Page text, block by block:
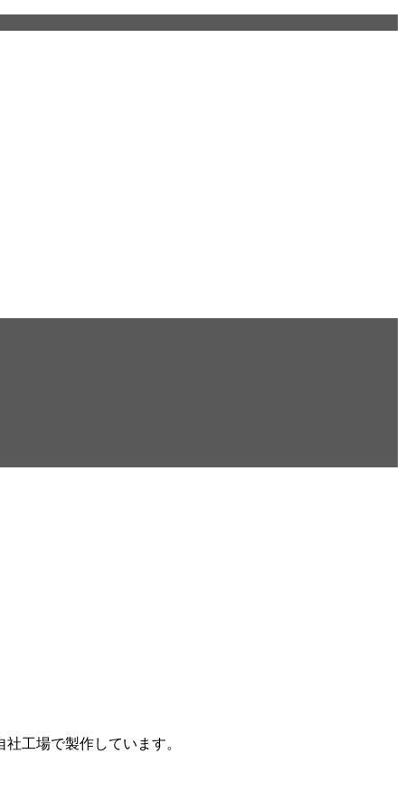
工場で製作しています。